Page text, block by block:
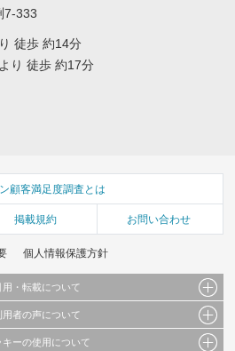
7-333
徒歩 約14分
り 徒歩 約17分
顧客満足度調査とは
掲載規約 お問い合わせ
個人情報保護方針
用・転載について
、写真、イラスト、画像データ等）及びこれらの配
用者の声について
サービスの利用者が提出された見解・感想です。
キーの使用について